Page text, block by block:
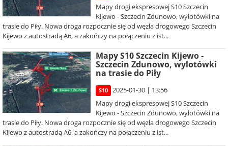
Mapy drogi ekspresowej S10 Szczecin
Kijewo - Szczecin Zdunowo, wylotówki na
trasie do Piły. Nowa droga rozpocznie się od węzła drogowego Szczecin
Kijewo z autostradą A6, a zakończy na połączeniu z ist...
Mapy S10 Szczecin Kijewo -
Szczecin Zdunowo, wylotówki
na trasie do Piły
S10
2025-01-30 | 13:56
Mapy drogi ekspresowej S10 Szczecin
Kijewo - Szczecin Zdunowo, wylotówki na
trasie do Piły. Nowa droga rozpocznie się od węzła drogowego Szczecin
Kijewo z autostradą A6, a zakończy na połączeniu z ist...